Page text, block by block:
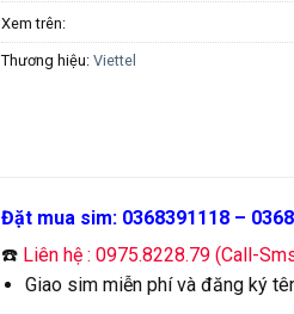
Xem trên:
Thương hiệu: Viettel
Đặt mua sim: 0368391118 –
☎️ Liên hệ : 0975.8228.79 (Call-
Giao sim miễn phí và đăng ký